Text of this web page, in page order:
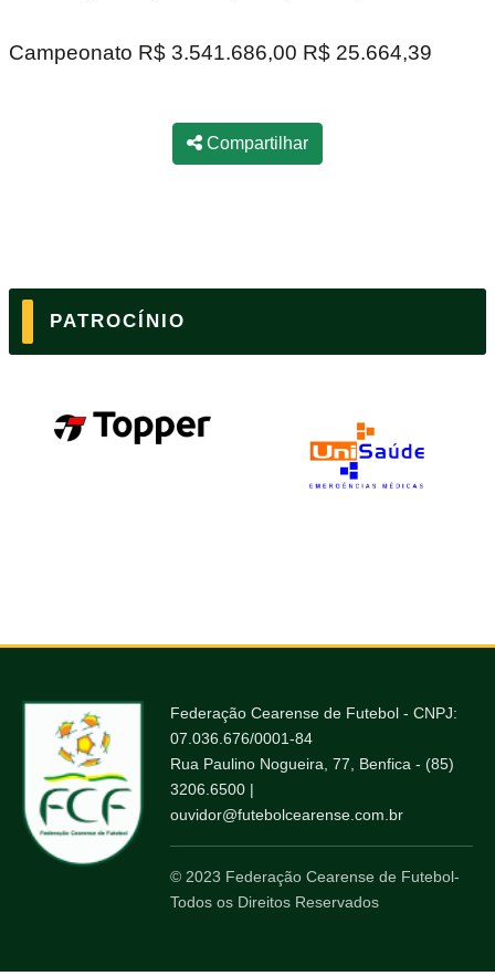
Campeonato R$ 3.541.686,00 R$ 25.664,39
Compartilhar
PATROCÍNIO
Federação Cearense de Futebol - CNPJ:
07.036.676/0001-84
Rua Paulino Nogueira, 77, Benfica - (85)
3206.6500 |
ouvidor@futebolcearense.com.br
© 2023 Federação Cearense de Futebol-
Todos os Direitos Reservados